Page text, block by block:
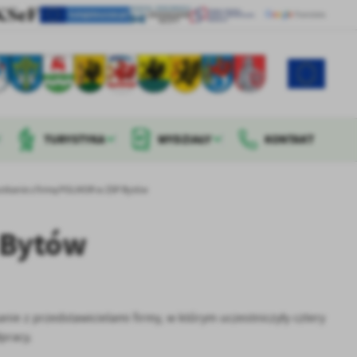
TURYSTYKA WYDZIAŁY KONTAKT
z firmą POLMOR w ZSP Bytów
z przedstawicielami firmy, w którym uczestniczyły cztery